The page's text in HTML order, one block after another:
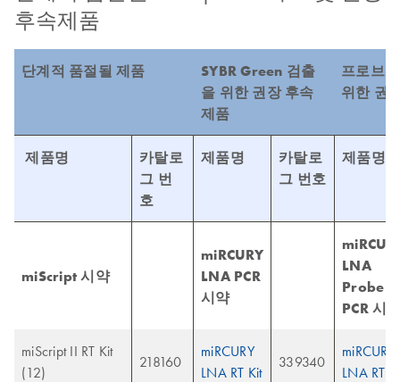
후속제품
단계적 품절될 제품
SYBR Green 검출
을 위한 권장 후속
제품
프로브
위한 권
제품명
카탈로
그 번
호
제품명
카탈로
그 번호
제품명
miScript 시약
miRCURY
LNA PCR
시약
LNA
Probe
PCR 시
miScript II RT Kit
(12)
218160
miRCURY
LNA RT Kit
339340
miRCURY
LNA RT